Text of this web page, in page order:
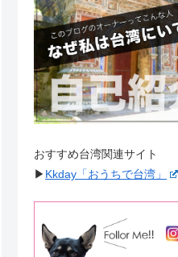
おすすめ台湾関連サイト
▶︎ Kkday「おうちで台湾」